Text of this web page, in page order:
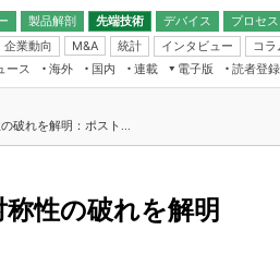
製品解剖
先端技術
デバイス
プロセス
企業動向 M&A 統計 インタビュー コラ
フィジカルAI
読者調査（EE Times Research）
ース 海外 国内
連載
通信
ープ
電子版
クレット
読者登録
破れを解明：ポスト...
性の破れを解明